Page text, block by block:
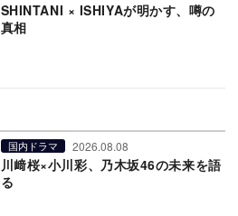
SHINTANI × ISHIYAが明かす、噂の
真相
国内ドラマ 2026.08.08
川﨑桜×小川彩、乃木坂46の未来を語
る